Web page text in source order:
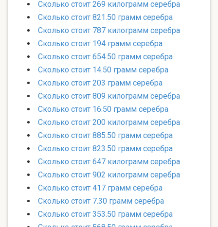
Сколько стоит 269 килограмм серебра
Сколько стоит 821.50 грамм серебра
Сколько стоит 787 килограмм серебра
Сколько стоит 194 грамм серебра
Сколько стоит 654.50 грамм серебра
Сколько стоит 14.50 грамм серебра
Сколько стоит 203 грамм серебра
Сколько стоит 809 килограмм серебра
Сколько стоит 16.50 грамм серебра
Сколько стоит 200 килограмм серебра
Сколько стоит 885.50 грамм серебра
Сколько стоит 823.50 грамм серебра
Сколько стоит 647 килограмм серебра
Сколько стоит 902 килограмм серебра
Сколько стоит 417 грамм серебра
Сколько стоит 7.30 грамм серебра
Сколько стоит 353.50 грамм серебра